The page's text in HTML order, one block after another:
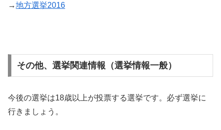
→地方選挙2016
その他、選挙関連情報（選挙情報一般）
今後の選挙は18歳以上が投票する選挙です。必ず選挙に
行きましょう。